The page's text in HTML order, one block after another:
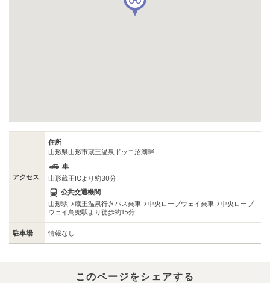
アクセス
住所
山形県山形市蔵王温泉ドッコ沼湖畔
車
山形蔵王ICより約30分
公共交通機関
山形駅→蔵王温泉行きバス乗車→中央ロープウェイ乗車→中央ロープ
ウェイ鳥兜駅より徒歩約15分
駐車場 情報なし
このページをシェアする